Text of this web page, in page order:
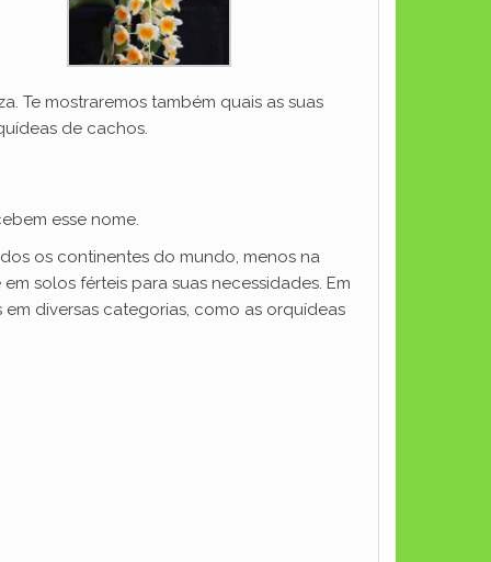
Te mostraremos também quais as suas
de cachos.
esse nome.
os continentes do mundo, menos na
solos férteis para suas necessidades. Em
diversas categorias, como as orquídeas